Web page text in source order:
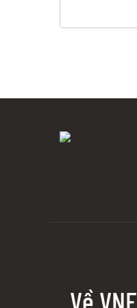
Về VNE